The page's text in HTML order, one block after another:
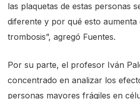
las plaquetas de estas personas
diferente y por qué esto aumenta
trombosis”, agregó Fuentes.
Por su parte, el profesor Iván
concentrado en analizar los
personas mayores frágiles en